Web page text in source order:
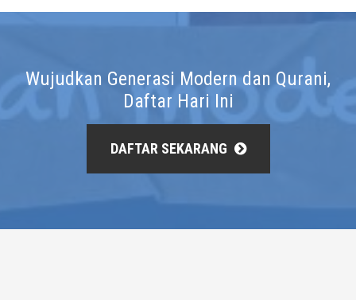
Wujudkan Generasi Modern dan Qurani,
Daftar Hari Ini
DAFTAR SEKARANG